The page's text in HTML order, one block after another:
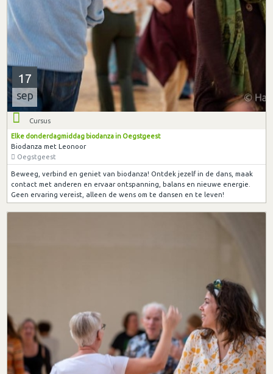
17
sep
Cursus
Elke donderdagmiddag biodanza in Oegstgeest
Biodanza met Leonoor
Oegstgeest
Beweeg, verbind en geniet van biodanza! Ontdek jezelf in de dans, maak
contact met anderen en ervaar ontspanning, balans en nieuwe energie.
Geen ervaring vereist, alleen de wens om te dansen en te leven!